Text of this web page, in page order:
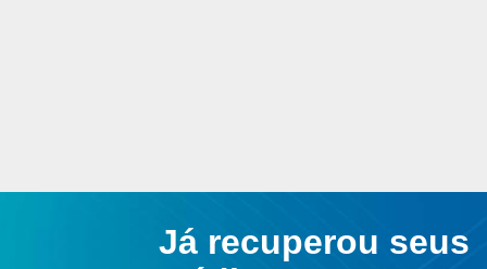
Já recuperou seus